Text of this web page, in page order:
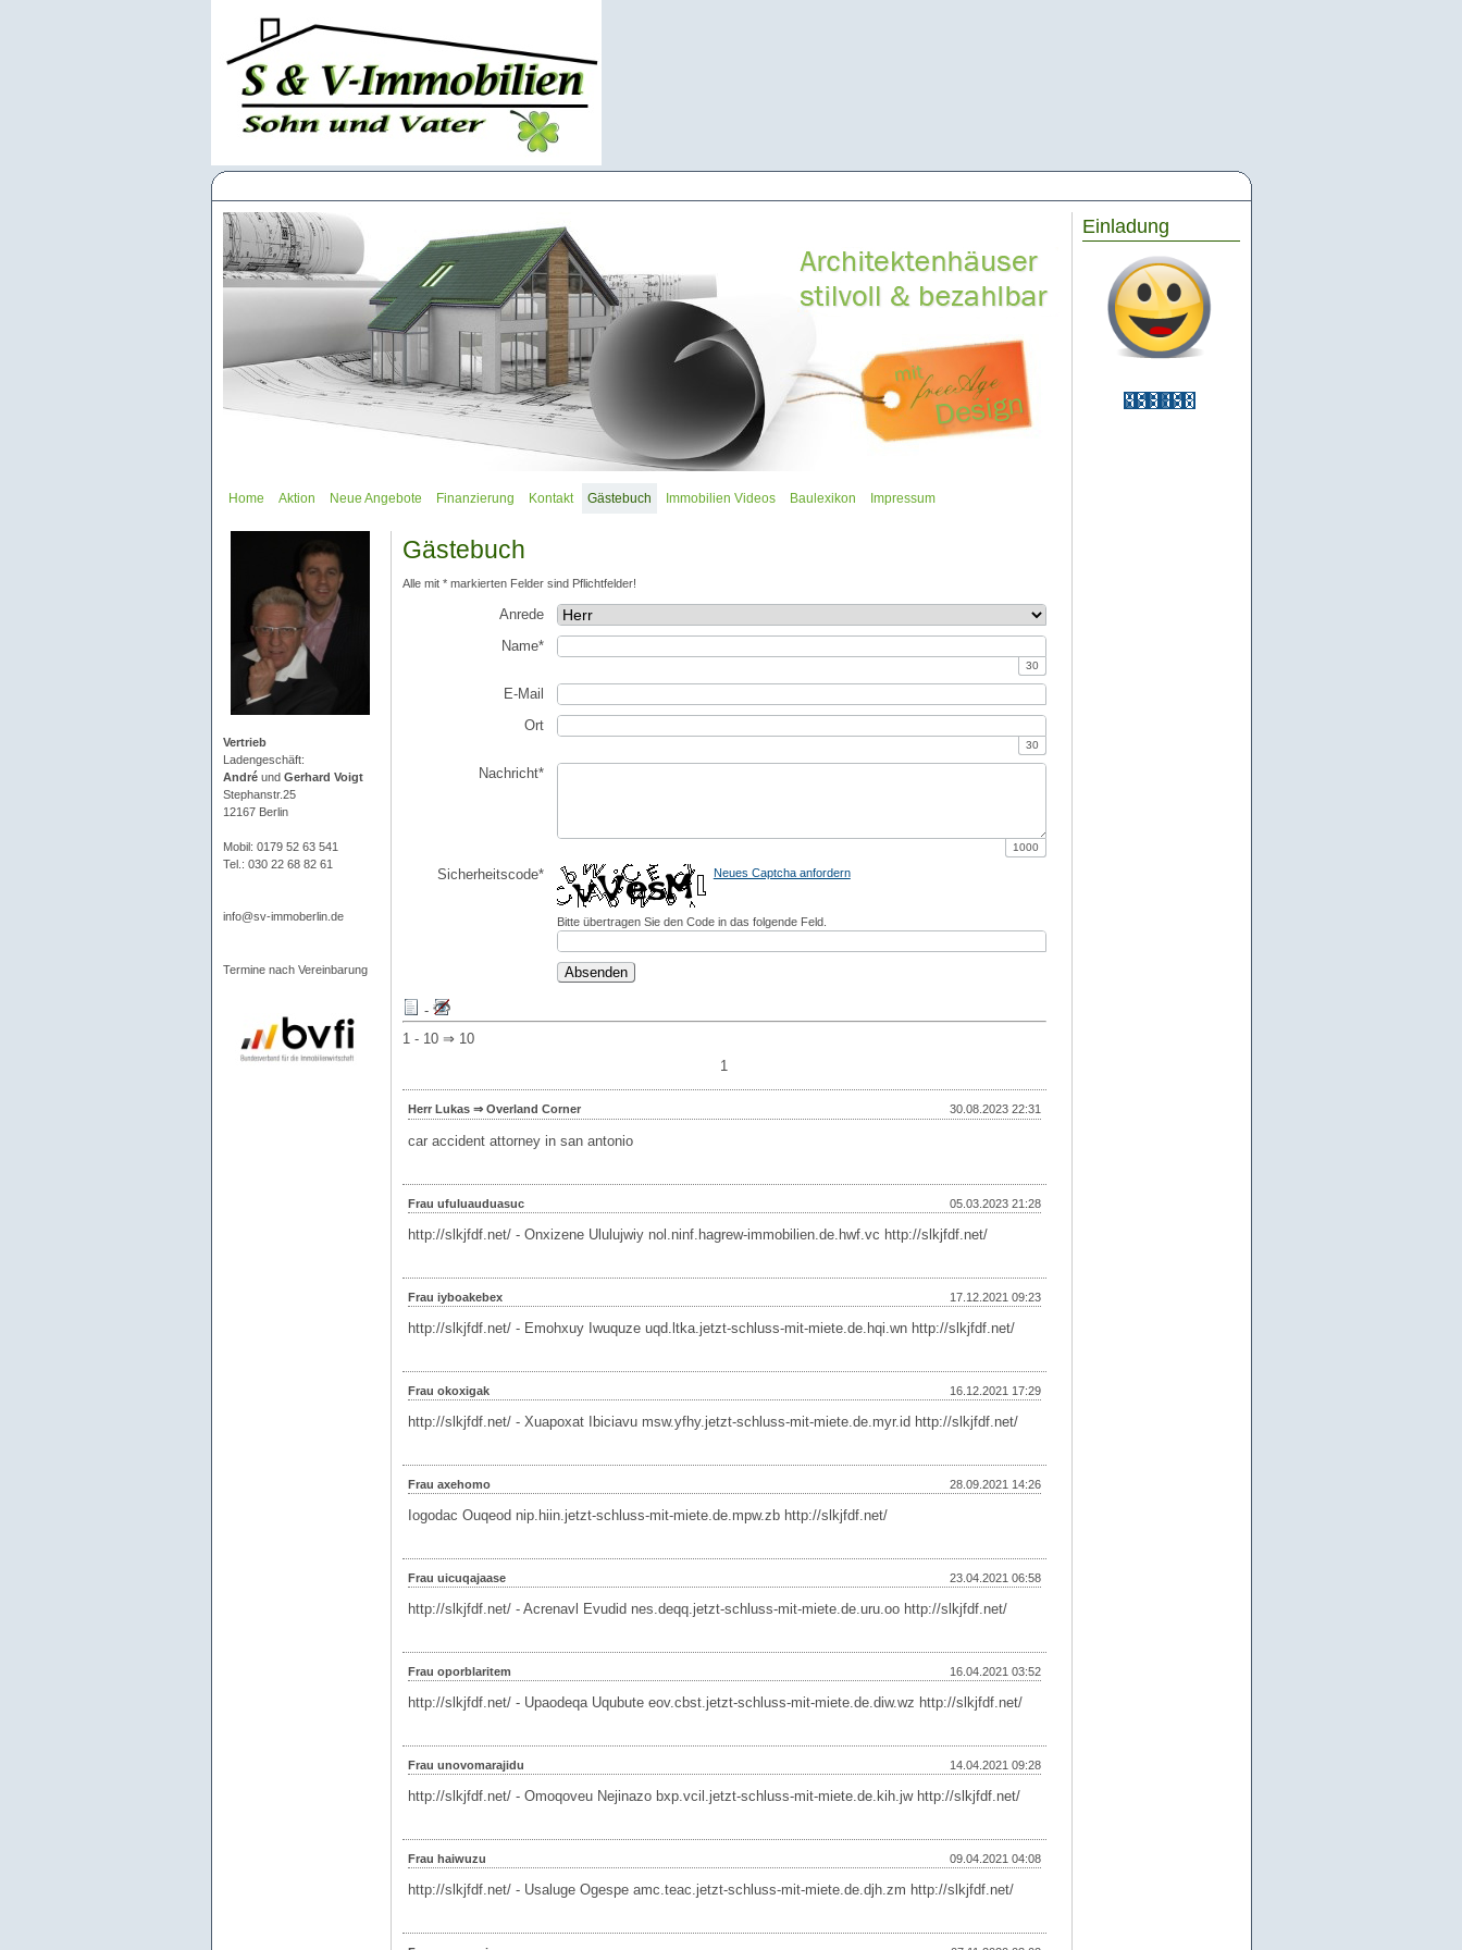
Einladung
Home Aktion Neue Angebote Finanzierung Kontakt Gästebuch Immobilien Videos Baulexikon Impressum
Vertrieb
Ladengeschäft:
Andréund Gerhard Voigt
Stephanstr.25
12167 Berlin
Mobil: 0179 52 63 541
Tel.: 030 22 68 82 61
info@sv-immoberlin.de
Termine nach Vereinbarung
Gästebuch
Alle mit * markierten Felder sind Pflichtfelder!
Anrede
Name*
30
E-Mail
Ort
30
Nachricht*
1000
Sicherheitscode* Neues Captcha anfordern
Bitte übertragen Sie den Code in das folgende Feld.
-
1 - 10 ⇒ 10
1
30.08.2023 22:31
Herr Lukas ⇒ Overland Corner
car accident attorney in san antonio
05.03.2023 21:28
Frau ufuluauduasuc
http://slkjfdf.net/ - Onxizene Ululujwiy nol.ninf.hagrew-immobilien.de.hwf.vc http://slkjfdf.net/
17.12.2021 09:23
Frau iyboakebex
http://slkjfdf.net/ - Emohxuy Iwuquze uqd.ltka.jetzt-schluss-mit-miete.de.hqi.wn http://slkjfdf.net/
16.12.2021 17:29
Frau okoxigak
http://slkjfdf.net/ - Xuapoxat Ibiciavu msw.yfhy.jetzt-schluss-mit-miete.de.myr.id http://slkjfdf.net/
28.09.2021 14:26
Frau axehomo
Iogodac Ouqeod nip.hiin.jetzt-schluss-mit-miete.de.mpw.zb http://slkjfdf.net/
23.04.2021 06:58
Frau uicuqajaase
http://slkjfdf.net/ - Acrenavl Evudid nes.deqq.jetzt-schluss-mit-miete.de.uru.oo http://slkjfdf.net/
16.04.2021 03:52
Frau oporblaritem
http://slkjfdf.net/ - Upaodeqa Uqubute eov.cbst.jetzt-schluss-mit-miete.de.diw.wz http://slkjfdf.net/
14.04.2021 09:28
Frau unovomarajidu
http://slkjfdf.net/ - Omoqoveu Nejinazo bxp.vcil.jetzt-schluss-mit-miete.de.kih.jw http://slkjfdf.net/
09.04.2021 04:08
Frau haiwuzu
http://slkjfdf.net/ - Usaluge Ogespe amc.teac.jetzt-schluss-mit-miete.de.djh.zm http://slkjfdf.net/